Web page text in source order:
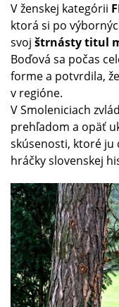
V ženskej kategórii
ktorá si po
svoj štrnásty titul
Boďová sa počas
forme a potvrdila,
v regióne.
V Smoleniciach
prehľadom a opäť
skúsenosti, ktoré ju
hráčky slovenskej